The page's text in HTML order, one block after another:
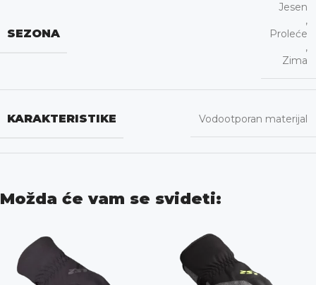
SEZONA
Jesen
,
Proleće
,
Zima
KARAKTERISTIKE Vodootporan materijal
Možda će vam se svideti: